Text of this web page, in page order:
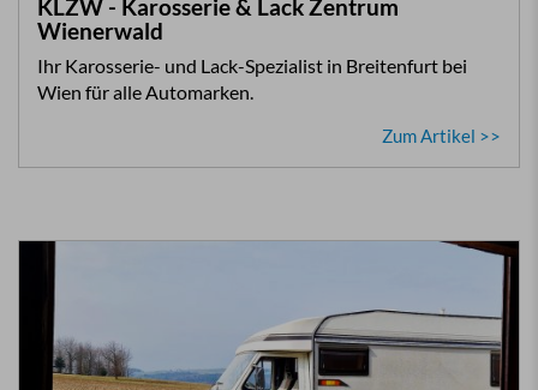
KLZW - Karosserie & Lack Zentrum
Wienerwald
Ihr Karosserie- und Lack-Spezialist in Breitenfurt bei
Wien für alle Automarken.
Zum Artikel >>